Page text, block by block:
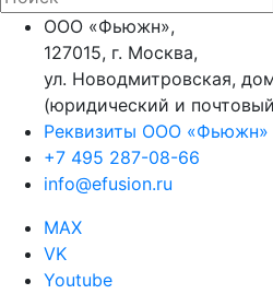
ООО «Фьюжн»,
127015, г. Москва,
ул. Новодмитровская,
(юридический и
Реквизиты ООО «Фьюжн»
+7 495 287-08-66
info@efusion.ru
MAX
VK
Youtube